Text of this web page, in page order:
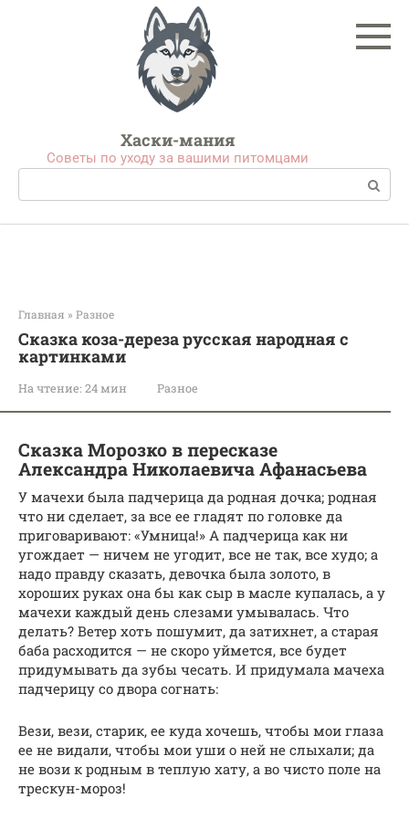
Хаски-мания
Советы по уходу за вашими питомцами
Поиск:
Главная » Разное
Сказка коза-дереза русская народная с
картинками
На чтение: 24 мин Разное
Сказка Морозко в пересказе
Александра Николаевича Афанасьева
У мачехи была падчерица да родная дочка; родная
что ни сделает, за все ее гладят по головке да
приговаривают: «Умница!» А падчерица как ни
угождает — ничем не угодит, все не так, все худо; а
надо правду сказать, девочка была золото, в
хороших руках она бы как сыр в масле купалась, а у
мачехи каждый день слезами умывалась. Что
делать? Ветер хоть пошумит, да затихнет, а старая
баба расходится — не скоро уймется, все будет
придумывать да зубы чесать. И придумала мачеха
падчерицу со двора согнать:
Вези, вези, старик, ее куда хочешь, чтобы мои глаза
ее не видали, чтобы мои уши о ней не слыхали; да
не вози к родным в теплую хату, а во чисто поле на
трескун-мороз!